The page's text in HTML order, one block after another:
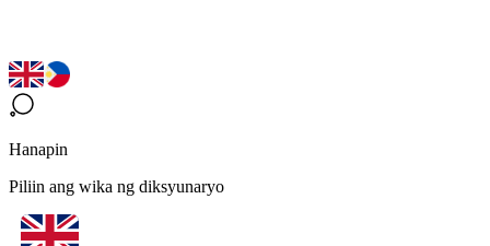
Hanapin
Piliin ang wika ng diksyunaryo